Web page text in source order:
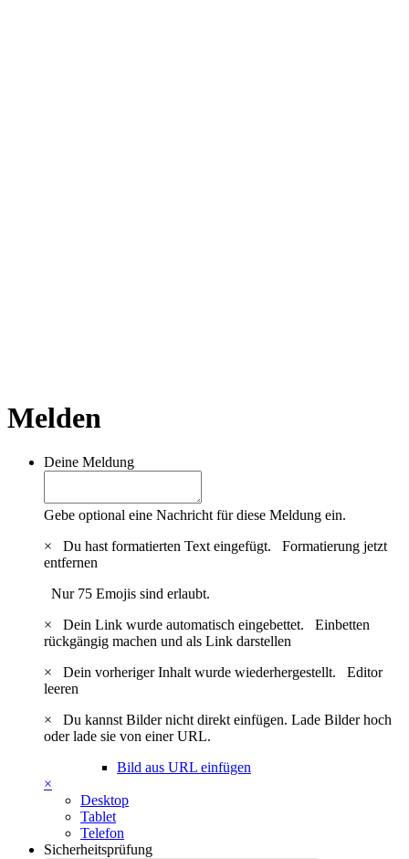
Melden
Deine Meldung
Gebe optional eine Nachricht für diese Meldung ein.
×
Du hast formatierten Text eingefügt. Formatierung jetzt
entfernen
Nur 75 Emojis sind erlaubt.
×
Dein Link wurde automatisch eingebettet. Einbetten
rückgängig machen und als Link darstellen
×
Dein vorheriger Inhalt wurde wiederhergestellt. Editor
leeren
×
Du kannst Bilder nicht direkt einfügen. Lade Bilder hoch
oder lade sie von einer URL.
Bild aus URL einfügen
×
Desktop
Tablet
Telefon
Sicherheitsprüfung